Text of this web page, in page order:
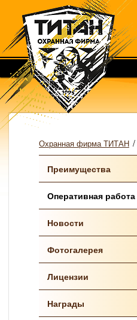
Охранная фирма ТИТАН /
Преимущества
Оперативная работа
Новости
Фотогалерея
Лицензии
Награды